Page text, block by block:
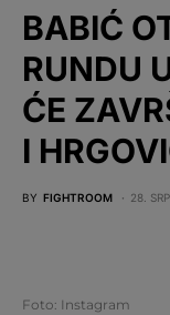
BABIĆ
RUNDU
ĆE
I
BY FIGHTROOM 28.
Foto: Instagram